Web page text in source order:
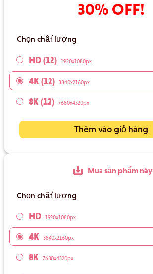
30% OFF!
Chọn chất lượng
HD (12) 1920x1080px
4K (12) 3840x2160px
8K (12) 7680x4320px
Thêm vào giỏ hàng
Mua sản phẩm này
Chọn chất lượng
HD 1920x1080px
4K 3840x2160px
8K 7680x4320px